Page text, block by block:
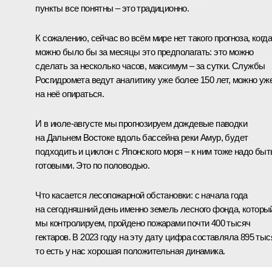
пункты все понятны – это традиционно.
К сожалению, сейчас во всём мире нет такого прогноза, когда
можно было бы за месяцы это предполагать: это можно
сделать за несколько часов, максимум – за сутки. Службы
Росгидромета ведут аналитику уже более 150 лет, можно
на неё опираться.
И в июле-августе мы прогнозируем дождевые паводки
на Дальнем Востоке вдоль бассейна реки Амур, будет
подходить и циклон с Японского моря – к ним тоже надо
готовыми. Это по половодью.
Что касается лесопожарной обстановки: с начала года
на сегодняшний день именно земель лесного фонда,
мы контролируем, пройдено пожарами почти 400 тысяч
гектаров. В 2023 году на эту дату цифра составляла 895
то есть у нас хорошая положительная динамика.